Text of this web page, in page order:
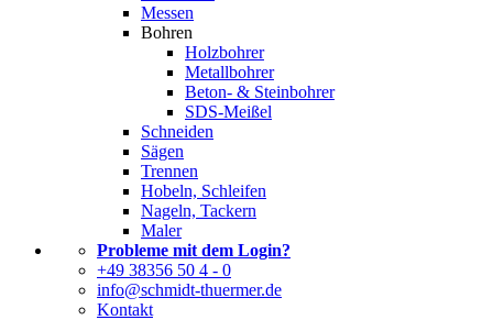
Messen
Bohren
Holzbohrer
Metallbohrer
Beton- & Steinbohrer
SDS-Meißel
Schneiden
Sägen
Trennen
Hobeln, Schleifen
Nageln, Tackern
Maler
Probleme mit dem Login?
+49 38356 50 4 - 0
info@schmidt-thuermer.de
Kontakt